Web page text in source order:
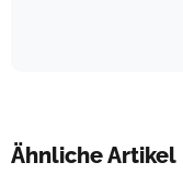
Ähnliche Artikel